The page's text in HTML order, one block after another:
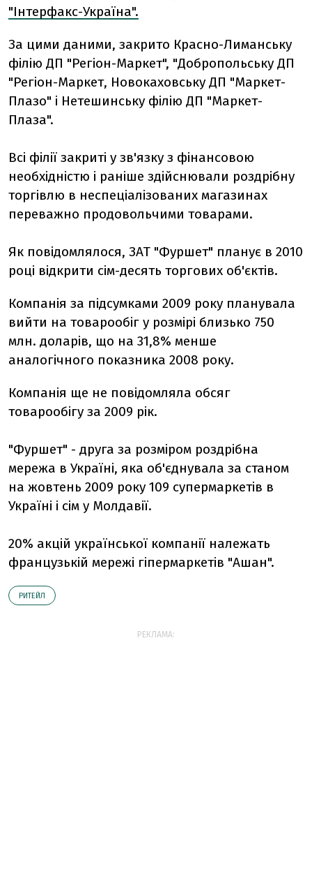
"Інтерфакс-Україна".
За цими даними, закрито Красно-Лиманську
філію ДП "Регіон-Маркет", "Добропольську ДП
"Регіон-Маркет, Новокаховську ДП "Маркет-
Плазо" і Нетешинську філію ДП "Маркет-
Плаза".
Всі філії закриті у зв'язку з фінансовою
необхідністю і раніше здійснювали роздрібну
торгівлю в неспеціалізованих магазинах
переважно продовольчими товарами.
Як повідомлялося, ЗАТ "Фуршет" планує в 2010
році відкрити сім-десять торгових об'єктів.
Компанія за підсумками 2009 року планувала
вийти на товарообіг у розмірі близько 750
млн. доларів, що на 31,8% менше
аналогічного показника 2008 року.
Компанія ще не повідомляла обсяг
товарообігу за 2009 рік.
"Фуршет" - друга за розміром роздрібна
мережа в Україні, яка об'єднувала за станом
на жовтень 2009 року 109 супермаркетів в
Україні і сім у Молдавії.
20% акцій української компанії належать
французькій мережі гіпермаркетів "Ашан".
РИТЕЙЛ
РЕКЛАМА: